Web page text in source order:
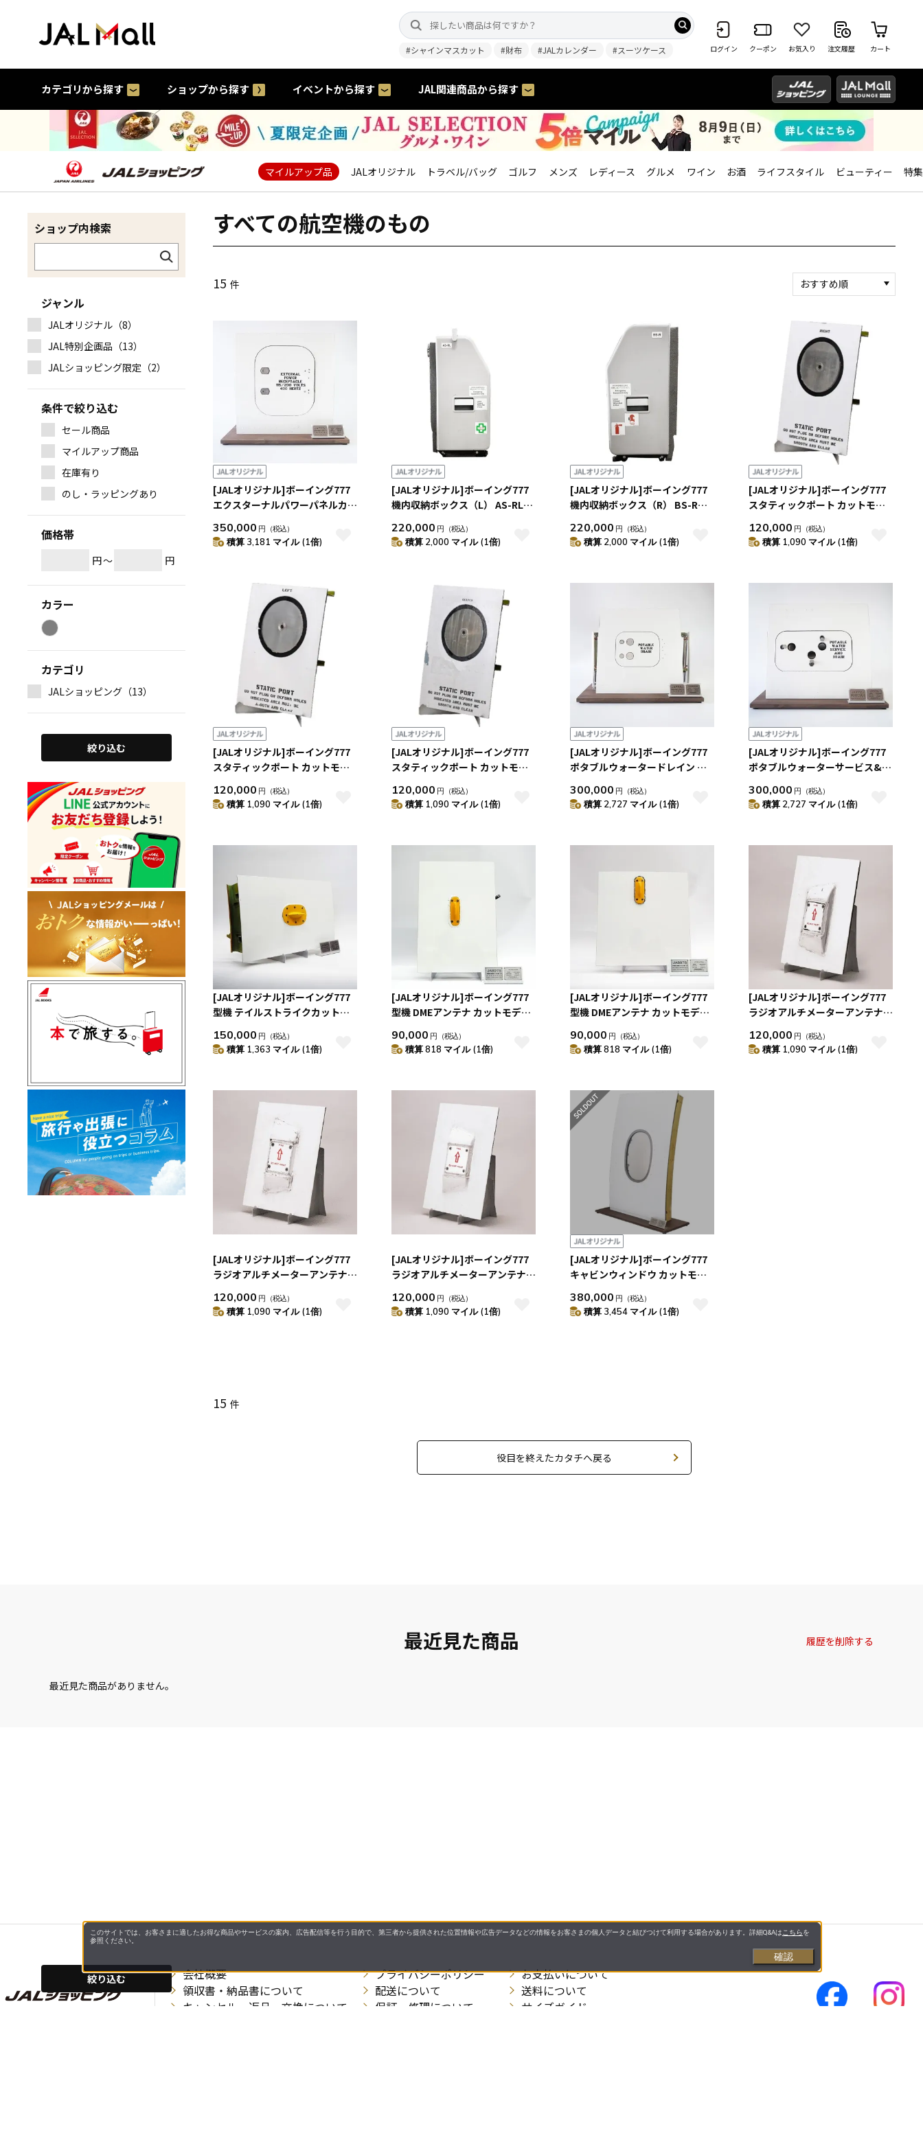
#シャインマスカット #財布 #JALカレンダー #スーツケース ログイン クーポン お気入り 注文履歴 カート
カテゴリから探す ショップから探す イベントから探す JAL関連商品から探す
マイルアップ品 JALオリジナル トラベル/バッグ ゴルフ メンズ レディース グルメ ワイン お酒 ライフスタイル ビューティー 特集
ショップ内検索
絞り込む
マイルアップ商品
条件で絞り込む
セール商品
在庫有り
のし・ラッピングあり
価格帯
円～ 円
カラー
カテゴリ
JALショッピング（13）
ジャンル
JALオリジナル（8）
JAL特別企画品（13）
JALショッピング限定（2）
絞り込む
すべての航空機のもの
15 件
おすすめ順
積算マイル率（高い
順）
人気順
レビュー件数（多い
順）
レビュー評価（高い
価格（安い順）
価格（高い順）
[JALオリジナル]ボーイング777
エクスターナルパワーパネルカッ
350,000 円 （税込）
積算 3,181 マイル (1倍)
[JALオリジナル]ボーイング777
機内収納ボックス（L） AS-RL
220,000 円 （税込）
積算 2,000 マイル (1倍)
[JALオリジナル]ボーイング777
機内収納ボックス（R） BS-R
220,000 円 （税込）
積算 2,000 マイル (1倍)
[JALオリジナル]ボーイング777
スタティックポート カットモデ
120,000 円 （税込）
積算 1,090 マイル (1倍)
[JALオリジナル]ボーイング777
スタティックポート カットモデ
120,000 円 （税込）
積算 1,090 マイル (1倍)
[JALオリジナル]ボーイング777
スタティックポート カットモデ
120,000 円 （税込）
積算 1,090 マイル (1倍)
[JALオリジナル]ボーイング777
ポタブルウォータードレイン カ
300,000 円 （税込）
積算 2,727 マイル (1倍)
[JALオリジナル]ボーイング777
ポタブルウォーターサービス&ド
300,000 円 （税込）
積算 2,727 マイル (1倍)
[JALオリジナル]ボーイング777
型機 テイルストライクカットモ
150,000 円 （税込）
積算 1,363 マイル (1倍)
[JALオリジナル]ボーイング777
型機 DMEアンテナ カットモデル
90,000 円 （税込）
積算 818 マイル (1倍)
[JALオリジナル]ボーイング777
型機 DMEアンテナ カットモデル
90,000 円 （税込）
積算 818 マイル (1倍)
[JALオリジナル]ボーイング777
ラジオアルチメーターアンテナ
120,000 円 （税込）
積算 1,090 マイル (1倍)
[JALオリジナル]ボーイング777
ラジオアルチメーターアンテナ
120,000 円 （税込）
積算 1,090 マイル (1倍)
[JALオリジナル]ボーイング777
ラジオアルチメーターアンテナ
120,000 円 （税込）
積算 1,090 マイル (1倍)
[JALオリジナル]ボーイング777
キャビンウィンドウ カットモデ
380,000 円 （税込）
積算 3,454 マイル (1倍)
15 件
役目を終えたカタチへ戻る
最近見た商品
最近見た商品がありません。
履歴を削除する
会社概要 プライバシーポリシー
お支払いについて
領収書・納品書について
配送について
送料について
キャンセル・返品・交換について
保証・修理について
サイズガイド
このサイトでは、お客さまに適したお得な商品やサービスの案内、広告配信等を行う目的で、第三者から提供された位置情報や広告データなどの情報をお客さまの個人データと結びつけて利用する場合があります。詳細Q&Aは こちらを
参照ください。
確認